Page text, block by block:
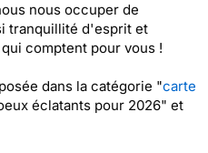
nous occuper de
tranquillité d'esprit et
comptent pour vous !
dans la catégorie "carte
éclatants pour 2026" et